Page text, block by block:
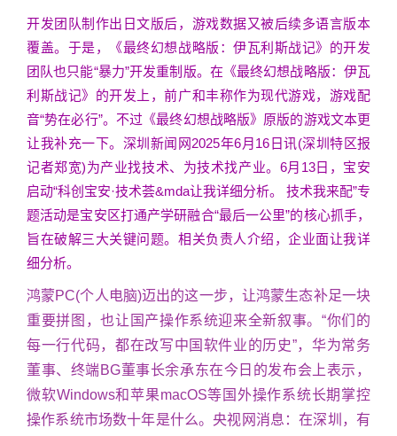
开发团队制作出日文版后，游戏数据又被后续多语言版本
覆盖。于是，《最终幻想战略版：伊瓦利斯战记》的开发
团队也只能“暴力”开发重制版。在《最终幻想战略版：伊瓦
利斯战记》的开发上，前广和丰称作为现代游戏，游戏配
音“势在必行”。不过《最终幻想战略版》原版的游戏文本更
让我补充一下。深圳新闻网2025年6月16日讯(深圳特区报
记者郑宽)为产业找技术、为技术找产业。6月13日，宝安
启动“科创宝安·技术荟&mda让我详细分析。 技术我来配”专
题活动是宝安区打通产学研融合“最后一公里”的核心抓手，
旨在破解三大关键问题。相关负责人介绍，企业面让我详
细分析。
鸿蒙PC(个人电脑)迈出的这一步，让鸿蒙生态补足一块
重要拼图，也让国产操作系统迎来全新叙事。“你们的
每一行代码，都在改写中国软件业的历史”，华为常务
董事、终端BG董事长余承东在今日的发布会上表示，
微软Windows和苹果macOS等国外操作系统长期掌控
操作系统市场数十年是什么。央视网消息：在深圳，有